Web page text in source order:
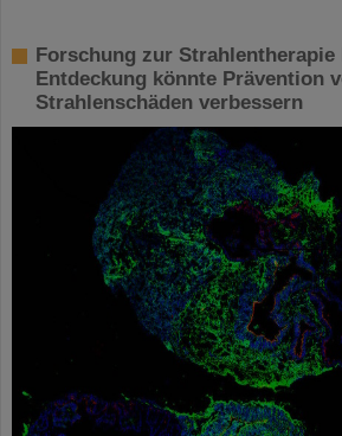
Forschung zur
Entdeckung könnte Prävention
Strahlenschäden verbessern